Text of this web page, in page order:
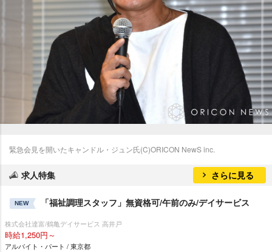
緊急会見を開いたキャンドル・ジュン氏(C)ORICON NewS inc.
求人特集 さらに見る
NEW 「福祉調理スタッフ」無資格可/午前のみ/デイサービス
株式会社達富/鶴亀デイサービス 高井戸
時給1,250円～
アルバイト・パート / 東京都